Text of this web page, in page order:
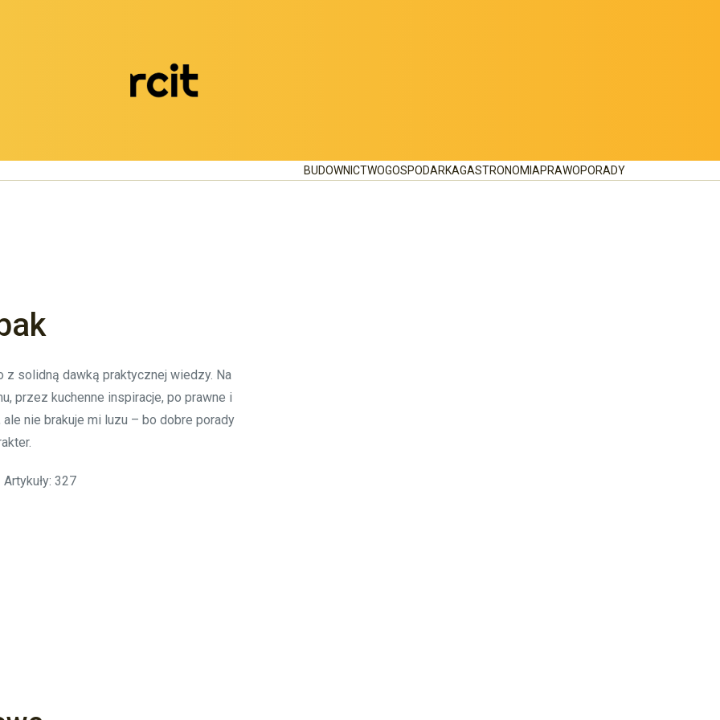
BUDOWNICTWOGOSPODARKAGASTRONOMIAPRAWOPORADY
solidną dawką praktycznej wiedzy. Na
przez kuchenne inspiracje, po prawne i
nie brakuje mi luzu – bo dobre porady
Artykuły: 327